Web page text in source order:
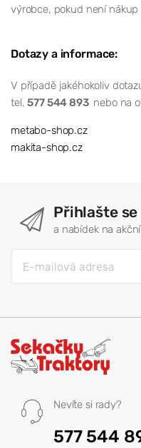
výrobce, pokud není nákup
Dotazy a informace:
V případě jakéhokoliv
tel.577 544 893 nebo na
metabo-shop.cz
makita-shop.cz
Přihlašte
a nabídek na
Nevíte si rady?
577 544